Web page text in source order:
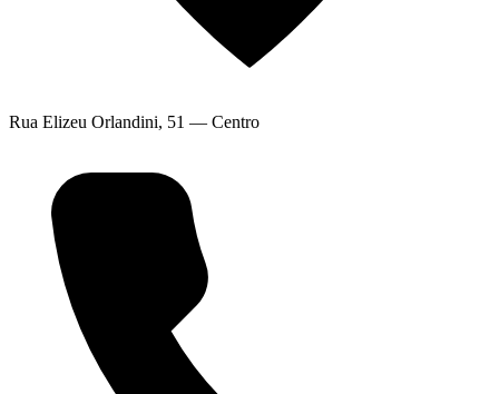
Rua Elizeu Orlandini, 51 — Centro